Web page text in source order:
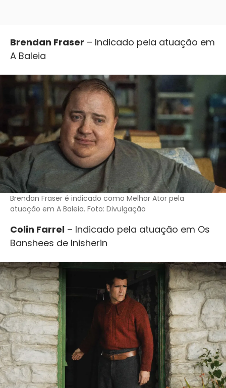
Brendan Fraser – Indicado pela atuação em
A Baleia
Brendan Fraser é indicado como Melhor Ator pela
atuação em A Baleia. Foto: Divulgação
Colin Farrel – Indicado pela atuação em Os
Banshees de Inisherin